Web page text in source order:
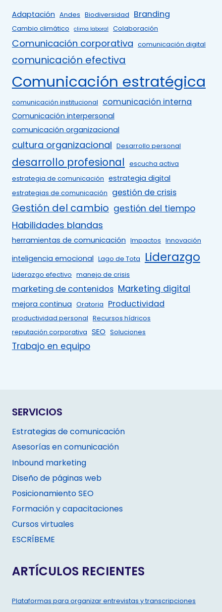
Adaptación Andes Biodiversidad Branding
Cambio climático clima laboral Colaboración
Comunicación corporativa comunicación digital
comunicación efectiva
Comunicación estratégica
comunicación institucional comunicación interna
Comunicación interpersonal
comunicación organizacional
cultura organizacional Desarrollo personal
desarrollo profesional escucha activa
estrategia de comunicación estrategia digital
estrategias de comunicación gestión de crisis
Gestión del cambio gestión del tiempo
Habilidades blandas
herramientas de comunicación Impactos Innovación
inteligencia emocional Lago de Tota Liderazgo
Liderazgo efectivo manejo de crisis
marketing de contenidos Marketing digital
mejora continua Oratoria Productividad
productividad personal Recursos hídricos
reputación corporativa SEO Soluciones
Trabajo en equipo
SERVICIOS
Estrategias de comunicación
Asesorías en comunicación
Inbound marketing
Diseño de páginas web
Posicionamiento SEO
Formación y capacitaciones
Cursos virtuales
ESCRÍBEME
ARTÍCULOS RECIENTES
Plataformas para organizar entrevistas y transcripciones